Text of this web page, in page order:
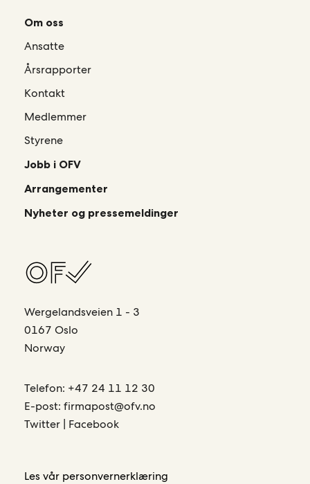
Om oss
Ansatte
Årsrapporter
Kontakt
Medlemmer
Styrene
Jobb i OFV
Arrangementer
Nyheter og pressemeldinger
Wergelandsveien 1 - 3
0167 Oslo
Norway
Telefon: +47 24 11 12 30
E-post:firmapost@ofv.no
Twitter | Facebook
Les vår personvernerklæring